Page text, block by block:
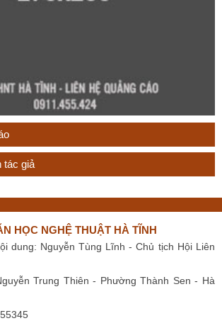
tác giả
HỌC NGHỆ THUẬT HÀ TĨNH
dung: Nguyễn Tùng Lĩnh - Chủ tịch Hội Liên
Trung Thiên - Phường Thành Sen - Hà